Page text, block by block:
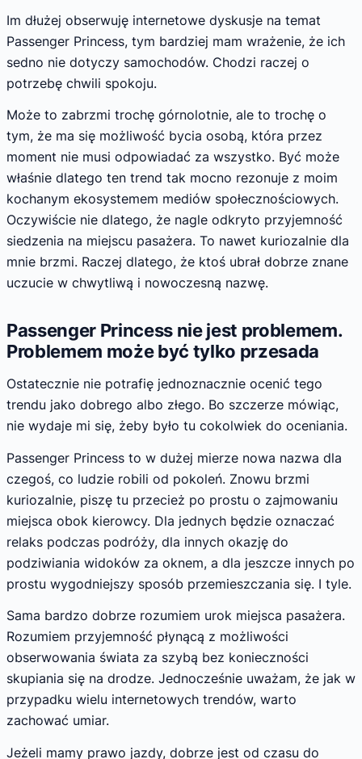
Im dłużej obserwuję internetowe dyskusje na temat
Passenger Princess, tym bardziej mam wrażenie, że ich
sedno nie dotyczy samochodów. Chodzi raczej o
potrzebę chwili spokoju.
Może to zabrzmi trochę górnolotnie, ale to trochę o
tym, że ma się możliwość bycia osobą, która przez
moment nie musi odpowiadać za wszystko. Być może
właśnie dlatego ten trend tak mocno rezonuje z moim
kochanym ekosystemem mediów społecznościowych.
Oczywiście nie dlatego, że nagle odkryto przyjemność
siedzenia na miejscu pasażera. To nawet kuriozalnie dla
mnie brzmi. Raczej dlatego, że ktoś ubrał dobrze znane
uczucie w chwytliwą i nowoczesną nazwę.
Passenger Princess nie jest problemem.
Problemem może być tylko przesada
Ostatecznie nie potrafię jednoznacznie ocenić tego
trendu jako dobrego albo złego. Bo szczerze mówiąc,
nie wydaje mi się, żeby było tu cokolwiek do oceniania.
Passenger Princess to w dużej mierze nowa nazwa dla
czegoś, co ludzie robili od pokoleń. Znowu brzmi
kuriozalnie, piszę tu przecież po prostu o zajmowaniu
miejsca obok kierowcy. Dla jednych będzie oznaczać
relaks podczas podróży, dla innych okazję do
podziwiania widoków za oknem, a dla jeszcze innych po
prostu wygodniejszy sposób przemieszczania się. I tyle.
Sama bardzo dobrze rozumiem urok miejsca pasażera.
Rozumiem przyjemność płynącą z możliwości
obserwowania świata za szybą bez konieczności
skupiania się na drodze. Jednocześnie uważam, że jak w
przypadku wielu internetowych trendów, warto
zachować umiar.
Jeżeli mamy prawo jazdy, dobrze jest od czasu do